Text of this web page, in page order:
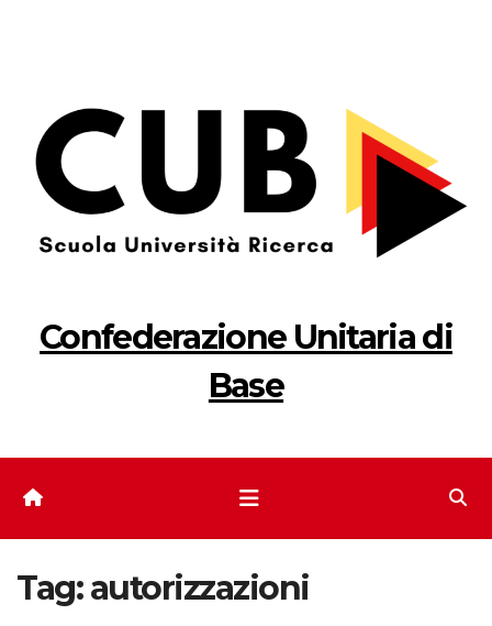
Confederazione Unitaria di
Base
Tag:autorizzazioni